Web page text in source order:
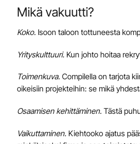
Mikä vakuutti?
Koko. Isoon taloon tottuneesta
Yrityskulttuuri. Kun johto hoitaa
Toimenkuva. Compilella on tarjota
oikeisiin projekteihin: se mikä
Osaamisen kehittäminen. Tästä
Vaikuttaminen. Kiehtooko ajatus